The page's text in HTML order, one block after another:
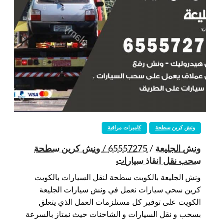
كاميرات مراقبة ونش كرين سطحة
ونش الجليعة / 65557275 / ونش كرين سطحة
سحب نقل انقاذ سيارات
ونش الجليعة بالكويت سطحة لنقل السيارات بالكويت
كرين سحي سيارات نعمل في ونش سيارات الجليعة
الكويت على توفير كل مستلزمات العمل الذي يتعلق
بسحب و نقل السيارات و الشاحنات حيث نمتاز بالسرعة